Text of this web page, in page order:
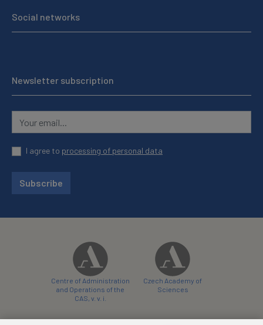
Social networks
Newsletter subscription
I agree to processing of personal data
Subscribe
Centre of Administration
and Operations of the
CAS, v. v. i.
Czech Academy of
Sciences